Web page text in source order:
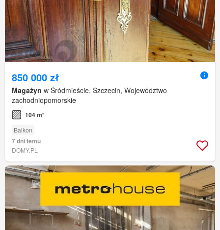
850 000 zł
Magażyn w Śródmieście, Szczecin, Województwo
zachodniopomorskie
104 m²
Balkon
7 dni temu
DOMY.PL